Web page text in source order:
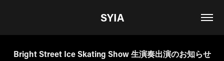
SYIA
Bright Street Ice Skating Show 生演奏出演のお知らせ